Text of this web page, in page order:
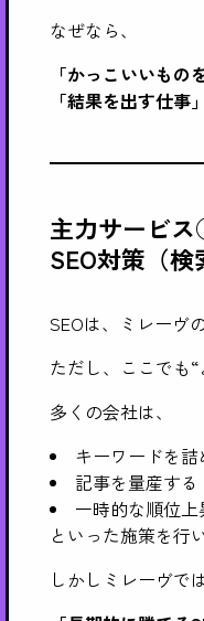
なぜなら、
「かっこいいもの
「結果を出す仕事
主力サービ
SEO対策（検
SEOは、ミレーヴ
ただし、ここでも“
多くの会社は、
キーワードを詰
記事を量産する
一時的な順位上
といった施策を行
しかしミレーヴでは